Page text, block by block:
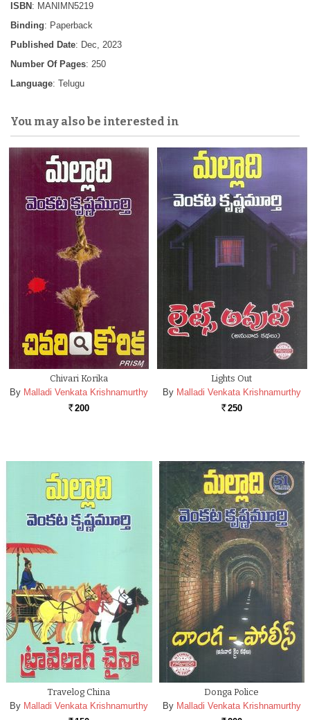
ISBN : MANIMN5219
Binding: Paperback
Published Date: Dec, 2023
Number Of Pages: 250
Language: Telugu
You may also be interested in
Chivari Korika
By Malladi Venkata Krishnamurthy
Rs. 200
Lights Out
By Malladi Venkata Krishnamurthy
Rs. 250
Travelog China
By Malladi Venkata Krishnamurthy
Donga Police
By Malladi Venkata Krishnamurthy